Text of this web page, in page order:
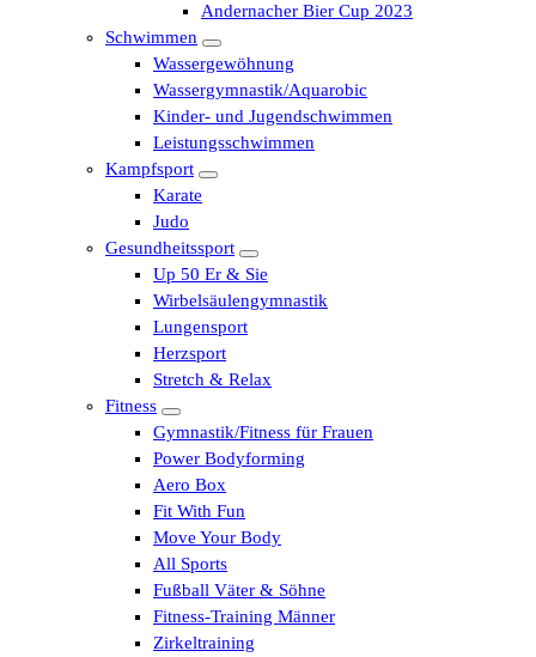
Andernacher Bier Cup 2023
Schwimmen
Wassergewöhnung
Wassergymnastik/Aquarobic
Kinder- und Jugendschwimmen
Leistungsschwimmen
Kampfsport
Karate
Judo
Gesundheitssport
Up 50 Er & Sie
Wirbelsäulengymnastik
Lungensport
Herzsport
Stretch & Relax
Fitness
Gymnastik/Fitness für Frauen
Power Bodyforming
Aero Box
Fit With Fun
Move Your Body
All Sports
Fußball Väter & Söhne
Fitness-Training Männer
Zirkeltraining